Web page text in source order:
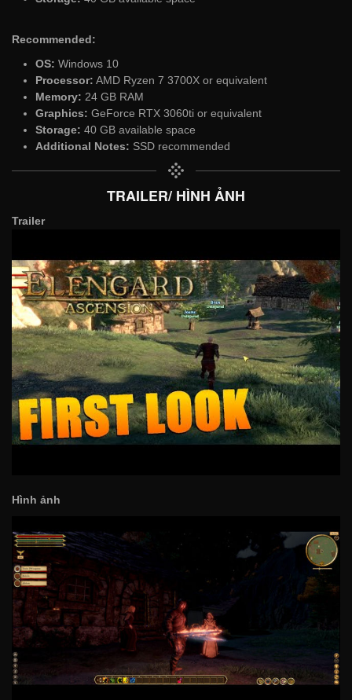
Recommended:
OS: Windows 10
Processor: AMD Ryzen 7 3700X or equivalent
Memory: 24 GB RAM
Graphics: GeForce RTX 3060ti or equivalent
Storage: 40 GB available space
Additional Notes: SSD recommended
TRAILER/ HÌNH ẢNH
Trailer
Hình ảnh